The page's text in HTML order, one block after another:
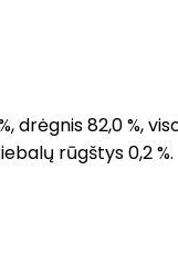
82,0 %,
rūgštys 0,2 %.